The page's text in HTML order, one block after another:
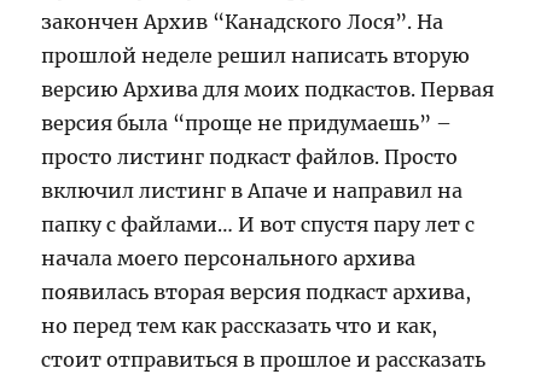
закончен Архив “Канадского Лося”. На
прошлой неделе решил написать вторую
версию Архива для моих подкастов. Первая
версия была “проще не придумаешь” –
просто листинг подкаст файлов. Просто
включил листинг в Апаче и направил на
папку с файлами… И вот спустя пару лет с
начала моего персонального архива
появилась вторая версия подкаст архива,
но перед тем как рассказать что и как,
стоит отправиться в прошлое и рассказать